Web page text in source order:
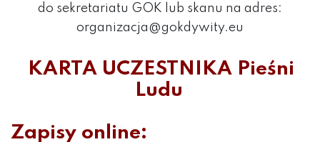
do sekretariatu GOK lub skanu na adres:
organizacja@gokdywity.eu
KARTA UCZESTNIKA Pieśni
Ludu
Zapisy online: